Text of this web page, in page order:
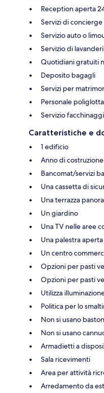
Reception aperta
Servizi di concierge
Servizio auto o
Servizio di
Quotidiani gratuiti
Deposito bagagli
Servizi per
Personale poliglotta
Servizio
Caratteristiche e
1 edificio
Anno di costruzione
Bancomat/servizi
Una cassetta di
Una terrazza
Un giardino
Una TV nelle aree
Una palestra
Un centro
Opzioni per pasti
Opzioni per pasti
Utilizza
Politica per lo
Non si usano
Non si usano
Armadietti a
Sala ricevimenti
Area per attività
Arredamento da